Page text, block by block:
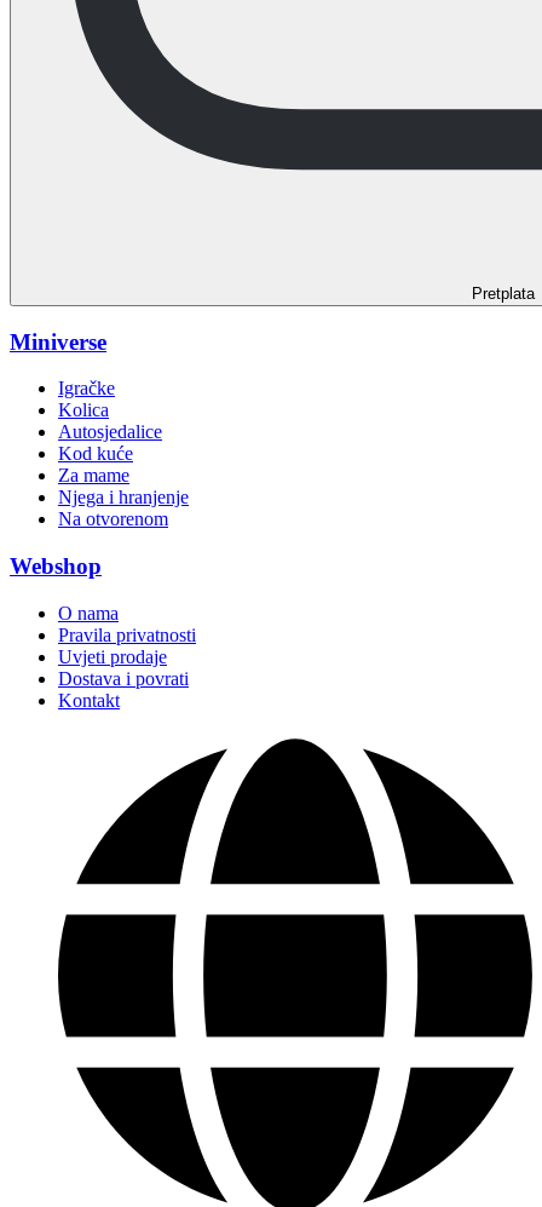
Pretplata
Miniverse
Igračke
Kolica
Autosjedalice
Kod kuće
Za mame
Njega i hranjenje
Na otvorenom
Webshop
O nama
Pravila privatnosti
Uvjeti prodaje
Dostava i povrati
Kontakt